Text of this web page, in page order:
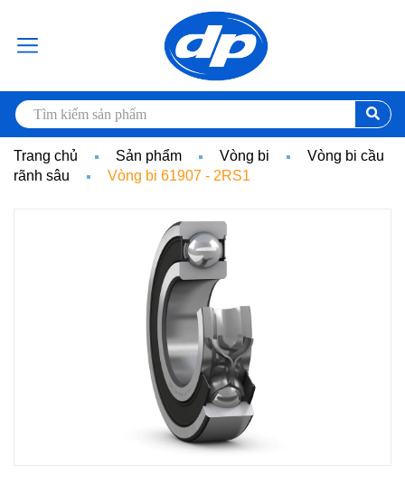
Trang chủ Sản phẩm Vòng bi
Vòng bi cầu
rãnh sâu
Vòng bi 61907 - 2RS1